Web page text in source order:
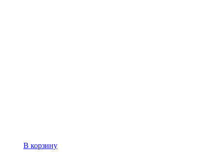
В корзину